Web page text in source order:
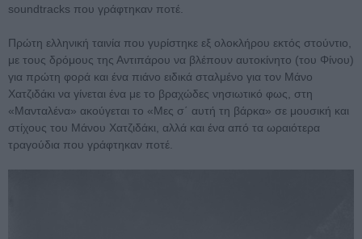
soundtracks που γράφτηκαν ποτέ.
Πρώτη ελληνική ταινία που γυρίστηκε εξ ολοκλήρου εκτός στούντιο,
με τους δρόμους της Αντιπάρου να βλέπουν αυτοκίνητο (του Φίνου)
για πρώτη φορά και ένα πιάνο ειδικά σταλμένο για τον Μάνο
Χατζιδάκι να γίνεται ένα με το βραχώδες νησιωτικό φως, στη
«Μανταλένα» ακούγεται το «Μες σ΄ αυτή τη βάρκα» σε μουσική και
στίχους του Μάνου Χατζιδάκι, αλλά και ένα από τα ωραιότερα
τραγούδια που γράφτηκαν ποτέ.